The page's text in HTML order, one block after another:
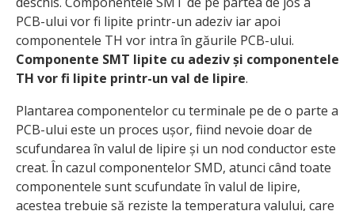
PCB-ului vor fi lipite printr-un adeziv iar apoi
componentele TH vor intra în găurile PCB-ului.
Componente SMT lipite cu adeziv și componentele
TH vor fi lipite printr-un val de lipire.
Plantarea componentelor cu terminale pe de o parte a
PCB-ului este un proces ușor, fiind nevoie doar de
scufundarea în valul de lipire și un nod conductor este
creat. Ȋn cazul componentelor SMD, atunci când toate
componentele sunt scufundate în valul de lipire,
acestea trebuie să reziste la temperatura valului, care